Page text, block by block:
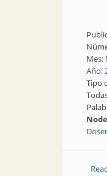
Mes:
Año:
Tipo